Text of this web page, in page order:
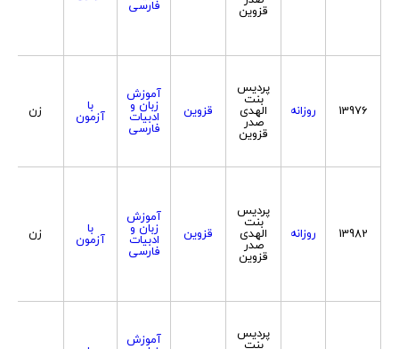
قزوین فارسی
13976 روزانه
پردیس
بنت
الهدی
صدر
قزوین
قزوین
آموزش
زبان و
ادبیات
فارسی
با
آزمون زن
13982 روزانه
پردیس
بنت
الهدی
صدر
قزوین
قزوین
آموزش
زبان و
ادبیات
فارسی
با
آزمون زن
پردیس
بنت آموزش